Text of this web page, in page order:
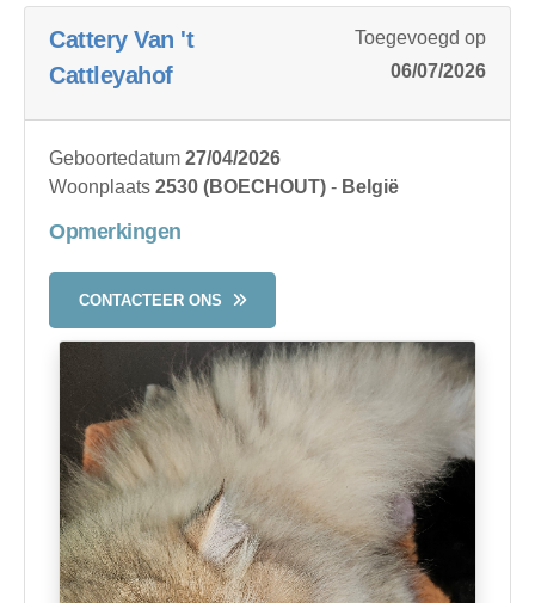
Cattery Van 't
Cattleyahof
Toegevoegd op
06/07/2026
Geboortedatum 27/04/2026
Woonplaats 2530 (BOECHOUT) - België
Opmerkingen
CONTACTEER ONS